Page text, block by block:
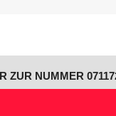
ZUR NUMMER